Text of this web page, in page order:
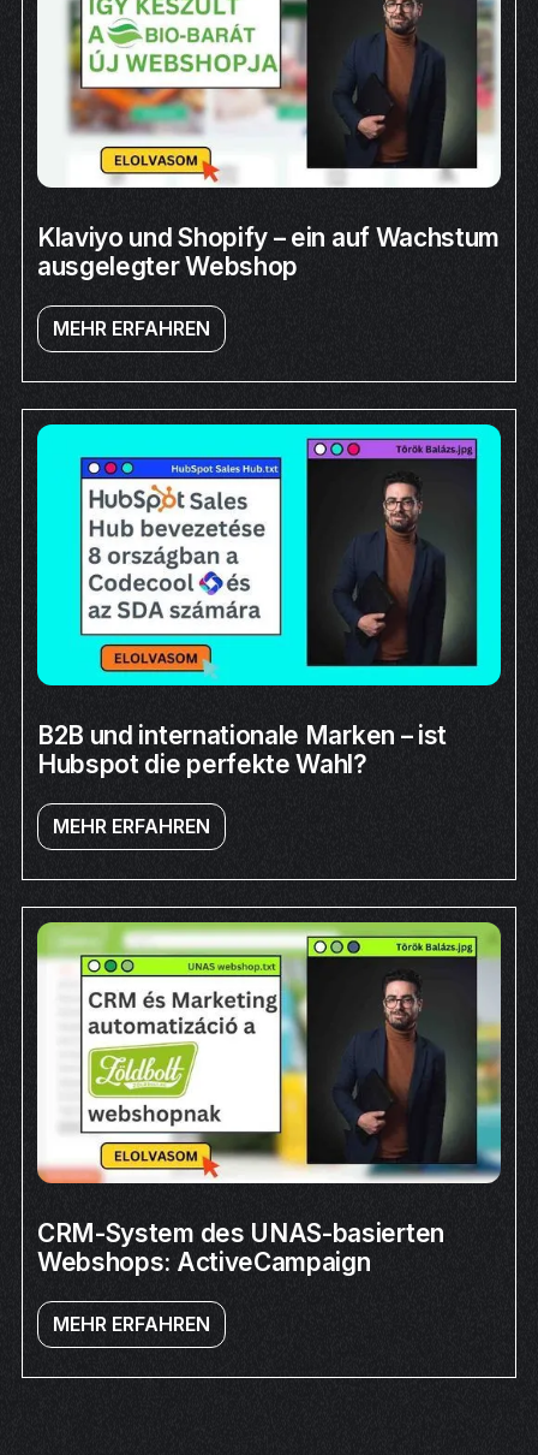
Klaviyo und Shopify – ein auf Wachstum
ausgelegter Webshop
MEHR ERFAHREN
B2B und internationale Marken – ist
Hubspot die perfekte Wahl?
MEHR ERFAHREN
CRM-System des UNAS-basierten
Webshops: ActiveCampaign
MEHR ERFAHREN